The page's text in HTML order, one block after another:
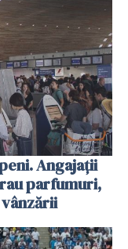
Angajații
parfumuri,